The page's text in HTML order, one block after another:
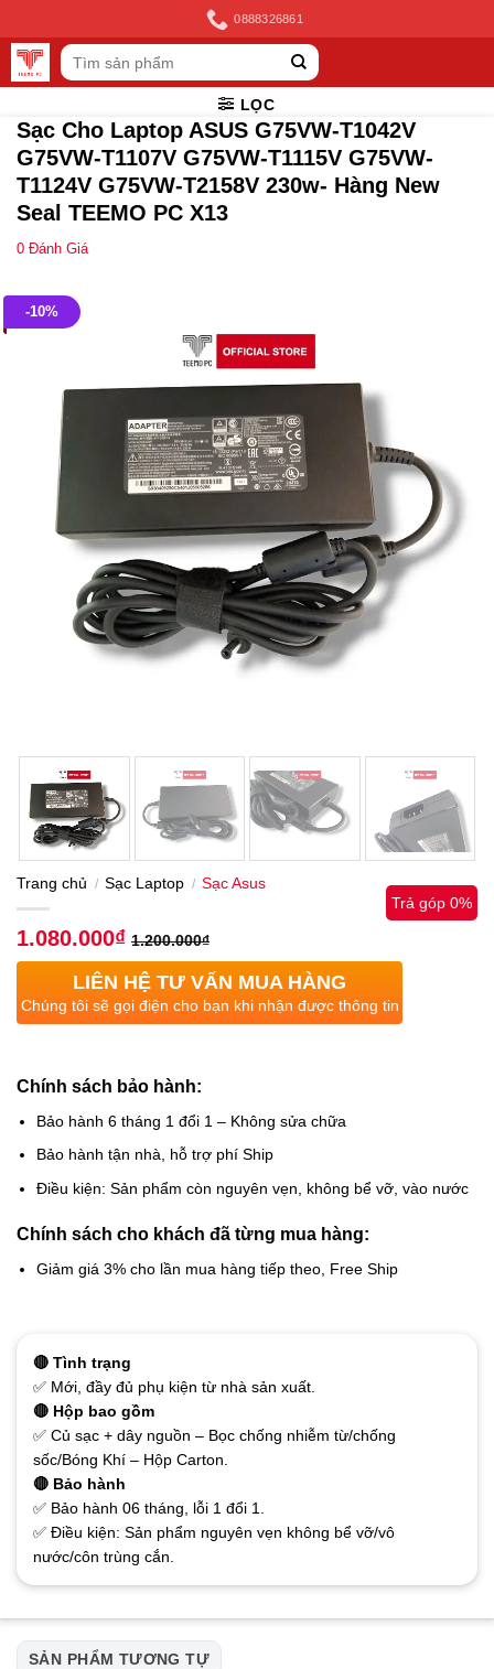
to
content
0888326861
Tìm
kiếm:
LỌC
Sạc Cho Laptop ASUS G75VW-T1042V
G75VW-T1107V G75VW-T1115V G75VW-
T1124V G75VW-T2158V 230w- Hàng New
Seal TEEMO PC X13
0 Đánh Giá
-10%
Trang chủ / Sạc Laptop / Sạc Asus
1.080.000₫ 1.200.000₫
Trả góp 0%
LIÊN HỆ TƯ VẤN MUA HÀNG
Chúng tôi sẽ gọi điện cho bạn khi nhận được thông tin
Chính sách bảo hành:
Bảo hành 6 tháng 1 đổi 1 – Không sửa chữa
Bảo hành tận nhà, hỗ trợ phí Ship
Điều kiện: Sản phẩm còn nguyên vẹn, không bể vỡ, vào nước
Chính sách cho khách đã từng mua hàng:
Giảm giá 3% cho lần mua hàng tiếp theo, Free Ship
🔴 Tình trạng
✅ Mới, đầy đủ phụ kiện từ nhà sản xuất.
🔴 Hộp bao gồm
✅ Củ sạc + dây nguồn – Bọc chống nhiễm từ/chống
sốc/Bóng Khí – Hộp Carton.
🔴 Bảo hành
✅ Bảo hành 06 tháng, lỗi 1 đổi 1.
✅ Điều kiện: Sản phẩm nguyên vẹn không bể vỡ/vô
nước/côn trùng cắn.
SẢN PHẨM TƯƠNG TỰ